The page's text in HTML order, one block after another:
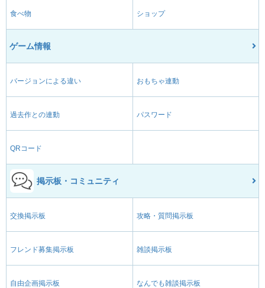
食べ物 ショップ
ゲーム情報
バージョンによる違い おもちゃ連動
過去作との連動 パスワード
QRコード
掲示板・コミュニティ
交換掲示板 攻略・質問掲示板
フレンド募集掲示板 雑談掲示板
自由企画掲示板 なんでも雑談掲示板